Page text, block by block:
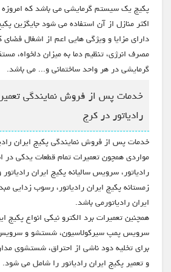
پکیج یک سیستم گرمایشی می باشد که امروزه
اکثر منازل از آن استفاده می شود جایگزین
دارای مزایا و ویژگی هایی اعم از اشغال
مصرف انرژی، تنظیم دما به میزان دلخواه،
گرمایشی در هر واحد ساختمانی و... می باشد.
خدمات پس از فروش نمایندگی
رادیاتور در کرج
خدمات پس از فروش نمایندگی پکیج ایران
مواردی همچون تعمیرات تمام قطعات یدکی در
رادیاتور، سرویس سالیانه پکیج ایران
زمستانه پکیج ایران رادیاتور، رسوب زدایی
ایران رادیاتورمی باشد.
همچنین تعمیرات برد الکترو نیکی انواع پکیج
سرویس پمپ سیرکولاسیون، شستشو و
برای تخلیه دود ناشی از احتراق، شستشوی
و تعمیر پکیج ایران رادیاتور را شامل می شود.